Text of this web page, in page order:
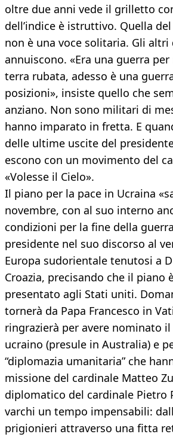
oltre due anni vede il grilletto
dell’indice è istruttivo. Quella
non è una voce solitaria. Gli
annuiscono. «Era una guerra
terra rubata, adesso è una
posizioni», insiste quello che
anziano. Non sono militari di
hanno imparato in fretta. E
delle ultime uscite del
escono con un movimento del
«Volesse il Cielo».
Il piano per la pace in Ucraina
novembre, con al suo interno
condizioni per la fine della
presidente nel suo discorso al
Europa sudorientale tenutosi a
Croazia, precisando che il piano
presentato agli Stati uniti.
tornerà da Papa Francesco in
ringrazierà per avere nominato
ucraino (presule in Australia) e
“diplomazia umanitaria” che
missione del cardinale Matteo
diplomatico del cardinale Pietro
varchi un tempo impensabili:
prigionieri attraverso una fitta